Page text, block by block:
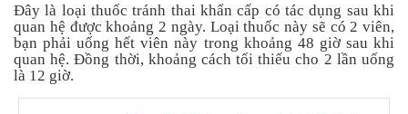
Đây là loại thuốc tránh thai khẩn cấp có tác dụng sau khi
quan hệ được khoảng 2 ngày. Loại thuốc này sẽ có 2 viên,
bạn phải uống hết viên này trong khoảng 48 giờ sau khi
quan hệ. Đồng thời, khoảng cách tổi thiếu cho 2 lần uống
là 12 giờ.